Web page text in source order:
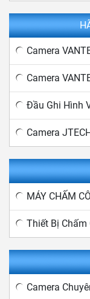
Camera
Camera
Đầu Ghi Hình
Camera
MÁY CHẤM
Thiết Bị Chấm
Camera